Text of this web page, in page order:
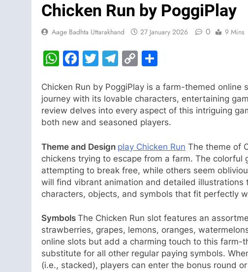
Chicken Run by PoggiPlay
Aage Badhta Uttarakhand 27 January 2026 0 9 Mins
WhatsApp
Facebook
Twitter
Telegram
Copy
Chicken Run by PoggiPlay is a farm-themed
journey with its lovable characters, entertaining
review delves into every aspect of this intriguing
both new and seasoned players.
Theme and Design play Chicken Run The theme of
chickens trying to escape from a farm. The colorful
attempting to break free, while others seem
will find vibrant animation and detailed illustrations
characters, objects, and symbols that fit perfectly
Symbols The Chicken Run slot features an
strawberries, grapes, lemons, oranges,
online slots but add a charming touch to this farm-
substitute for all other regular paying symbols.
(i.e., stacked), players can enter the bonus round